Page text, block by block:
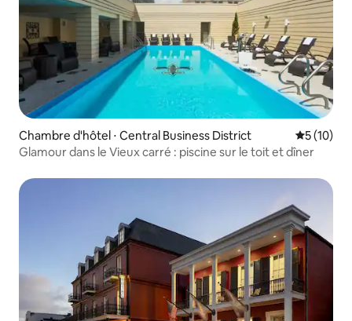
Chambre d'hôtel ⋅ Central Business District
5 (10)
Glamour dans le Vieux carré : piscine sur le toit et dîner